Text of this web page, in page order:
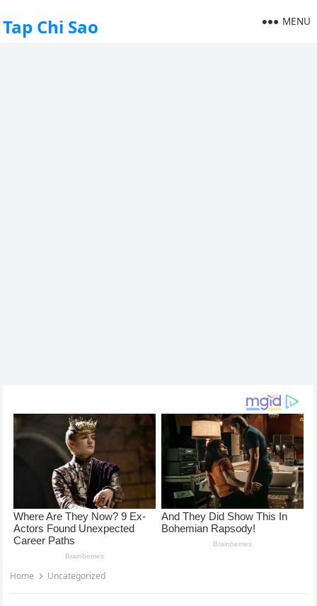
Tap Chi Sao MENU
Home Uncategorized